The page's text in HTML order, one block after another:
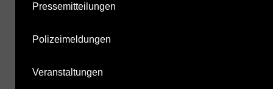
Pressemitteilungen
Polizeimeldungen
Veranstaltungen